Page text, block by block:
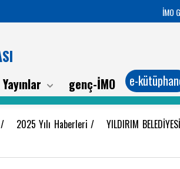
İMO
Yayınlar genç-İMO e-
/ 2025 Yılı Haberleri/YILDIRIM